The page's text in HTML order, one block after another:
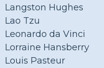
Langston Hughes
Lao Tzu
Leonardo da Vinci
Lorraine Hansberry
Louis Pasteur